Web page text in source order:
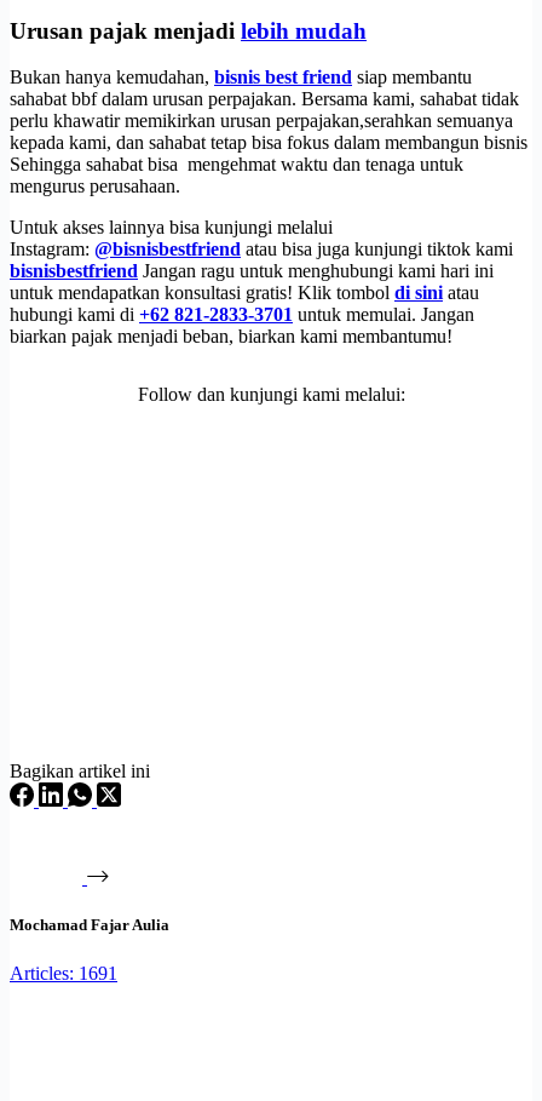
Urusan pajak menjadi lebih mudah
Bukan hanya kemudahan, bisnis best friend siap membantu
sahabat bbf dalam urusan perpajakan. Bersama kami, sahabat tidak
perlu khawatir memikirkan urusan perpajakan,serahkan semuanya
kepada kami, dan sahabat tetap bisa fokus dalam membangun bisnis
Sehingga sahabat bisa mengehmat waktu dan tenaga untuk
mengurus perusahaan.
Untuk akses lainnya bisa kunjungi melalui
Instagram: @bisnisbestfriend atau bisa juga kunjungi tiktok kami
bisnisbestfriend Jangan ragu untuk menghubungi kami hari ini
untuk mendapatkan konsultasi gratis! Klik tombol di sini atau
hubungi kami di +62 821-2833-3701 untuk memulai. Jangan
biarkan pajak menjadi beban, biarkan kami membantumu!
Follow dan kunjungi kami melalui:
Bagikan artikel ini
Mochamad Fajar Aulia
Articles: 1691